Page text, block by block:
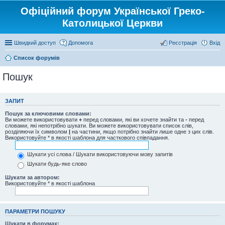
Офіційний форум Української Греко-
Католицької Церкви
Швидкий доступ Допомога Вхід
Реєстрація
Список форумів
Пошук
ЗАПИТ
Пошук за ключовими словами:
Ви можете використовувати + перед словами, які ви хочете знайти та - перед
словами, які непотрібно шукати. Ви можете використовувати список слів,
розділяючи їх символом | на частини, якщо потрібно знайти лише одне з цих слів.
Використовуйте * в якості шаблона для часткового співпадання.
Шукати усі слова / Шукати використовуючи мову запитів
Шукати будь-яке слово
Шукати за автором:
Використовуйте * в якості шаблона
ПАРАМЕТРИ ПОШУКУ
Шукати в форумах: